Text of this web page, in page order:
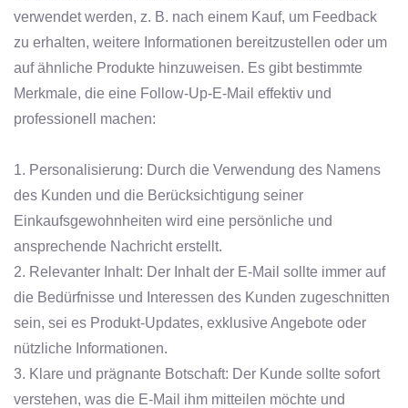
verwendet werden, z. B. nach einem Kauf, um Feedback
zu erhalten, weitere Informationen bereitzustellen oder um
auf ähnliche Produkte hinzuweisen. Es gibt bestimmte
Merkmale, die eine Follow-Up-E-Mail effektiv und
professionell machen:
1. Personalisierung: Durch die Verwendung des Namens
des Kunden und die Berücksichtigung seiner
Einkaufsgewohnheiten wird eine persönliche und
ansprechende Nachricht erstellt.
2. Relevanter Inhalt: Der Inhalt der E-Mail sollte immer auf
die Bedürfnisse und Interessen des Kunden zugeschnitten
sein, sei es Produkt-Updates, exklusive Angebote oder
nützliche Informationen.
3. Klare und prägnante Botschaft: Der Kunde sollte sofort
verstehen, was die E-Mail ihm mitteilen möchte und